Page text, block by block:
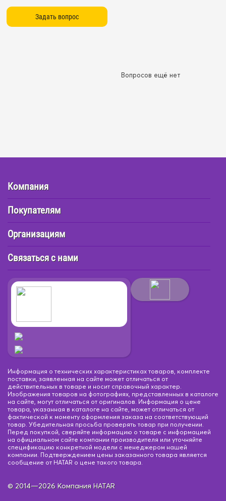
Вопросов ещё нет
Компания
Покупателям
Организациям
Связаться с нами
Информация о технических характеристиках товаров, комплекте
поставки, заявленная на сайте может отличаться от
действительных в товаре и носит справочный характер.
Изображения товаров на фотографиях, представленных в каталоге
на сайте, могут отличаться от оригиналов. Информация о цене
товара, указанная в каталоге на сайте, может отличаться от
фактической к моменту оформления заказа на соответствующий
товар. Убедительная просьба проверять товар при получении.
Перед покупкой, сверяйте информацию о товаре с информацией
на официальном сайте компании производителя или уточняйте
спецификацию конкретной модели с менеджером нашей
компании. Подтверждением цены заказанного товара является
сообщение от HATAR о цене такого товара.
© 2014—2026 Компания HATAR